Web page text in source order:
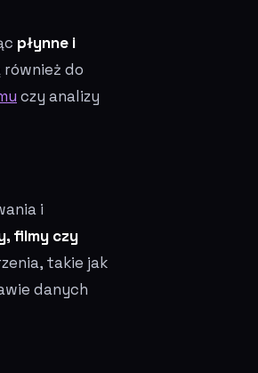
płynne i
również do
czy analizy
i
filmy czy
takie jak
danych